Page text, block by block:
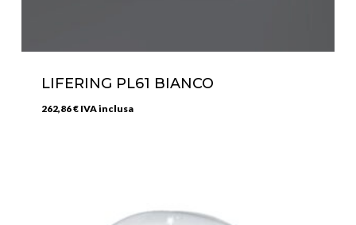
LIFERING PL61 BIANCO
262,86€ IVA inclusa